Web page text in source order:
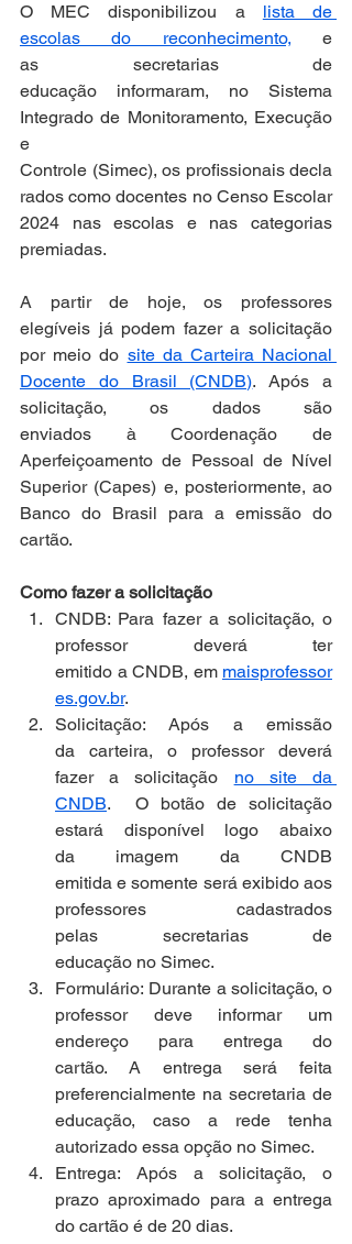
O MEC disponibilizou a lista de
escolas do reconhecimento, e
as secretarias de
educação informaram, no Sistema
Integrado de Monitoramento, Execução
e
Controle (Simec), os profissionais decla
rados como docentes no Censo Escolar
2024 nas escolas e nas categorias
premiadas.
A partir de hoje, os professores
elegíveis já podem fazer a solicitação
por meio do site da Carteira Nacional
Docente do Brasil (CNDB). Após a
solicitação, os dados são
enviados à Coordenação de
Aperfeiçoamento de Pessoal de Nível
Superior (Capes) e, posteriormente, ao
Banco do Brasil para a emissão do
cartão.
Como fazer a solicitação
CNDB: Para fazer a solicitação, o
professor deverá ter
emitido a CNDB, em maisprofessor
es.gov.br.
Solicitação: Após a emissão
da carteira, o professor deverá
fazer a solicitação no site da
CNDB.  O botão de solicitação
estará disponível logo abaixo
da imagem da CNDB
emitida e somente será exibido aos
professores cadastrados
pelas secretarias de
educação no Simec.
Formulário: Durante a solicitação, o
professor deve informar um
endereço para entrega do
cartão. A entrega será feita
preferencialmente na secretaria de
educação, caso a rede tenha
autorizado essa opção no Simec.
Entrega: Após a solicitação, o
prazo aproximado para a entrega
do cartão é de 20 dias.